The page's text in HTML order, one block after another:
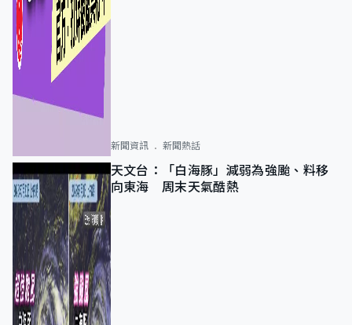
新聞資訊 新聞熱話
天文台：「白海豚」減弱為強颱、料移
向東海 周末天氣酷熱